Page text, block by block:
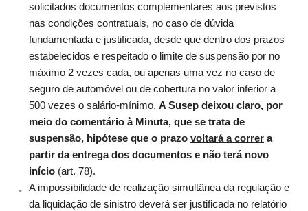
solicitados documentos complementares aos previstos
nas condições contratuais, no caso de dúvida
fundamentada e justificada, desde que dentro dos prazos
estabelecidos e respeitado o limite de suspensão por no
máximo 2 vezes cada, ou apenas uma vez no caso de
seguro de automóvel ou de cobertura no valor inferior a
500 vezes o salário-mínimo.A Susep deixou claro, por
meio do comentário à Minuta, que se trata de
suspensão, hipótese que o prazovoltará a correr a
partir da entrega dos documentos e não terá novo
início (art. 78).
A impossibilidade de realização simultânea da regulação e
da liquidação de sinistro deverá ser justificada no relatório